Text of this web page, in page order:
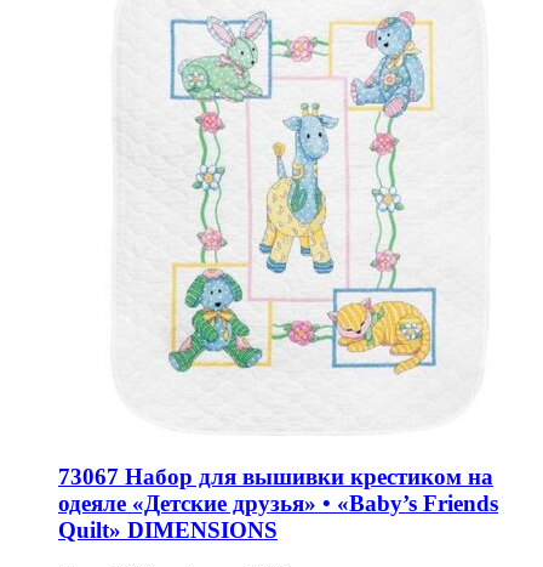
73067 Набор для вышивки крестиком на
одеяле «Детские друзья» • «Baby’s Friends
Quilt» DIMENSIONS